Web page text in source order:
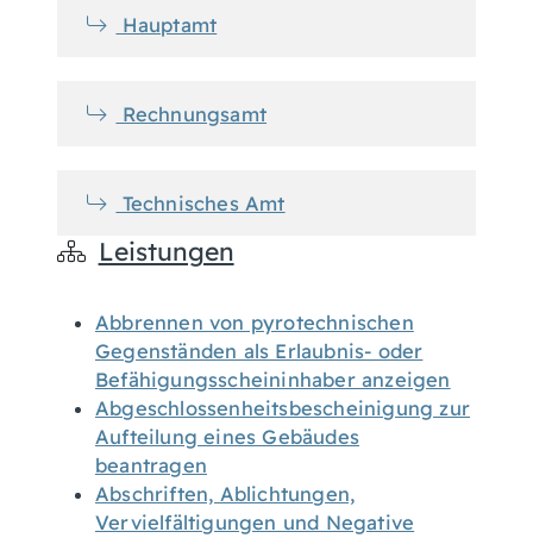
Hauptamt
Rechnungsamt
Technisches Amt
Leistungen
Abbrennen von pyrotechnischen
Gegenständen als Erlaubnis- oder
Befähigungsscheininhaber anzeigen
Abgeschlossenheitsbescheinigung zur
Aufteilung eines Gebäudes
beantragen
Abschriften, Ablichtungen,
Vervielfältigungen und Negative